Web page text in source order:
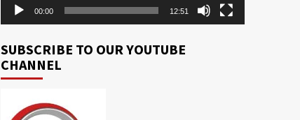
00:00 12:51
SUBSCRIBE TO OUR YOUTUBE
CHANNEL